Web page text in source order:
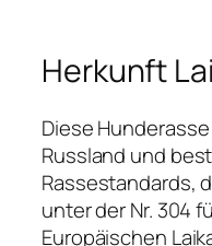
Herkunft
Diese
Russland und
Rassestandards,
unter der Nr. 304
Europäischen